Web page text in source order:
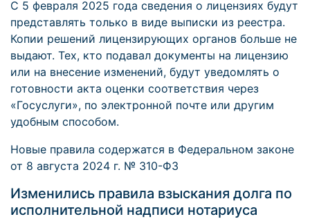
С 5 февраля 2025 года сведения о лицензиях будут
представлять только в виде выписки из реестра.
Копии решений лицензирующих органов больше не
выдают. Тех, кто подавал документы на лицензию
или на внесение изменений, будут уведомлять о
готовности акта оценки соответствия через
«Госуслуги», по электронной почте или другим
удобным способом.
Новые правила содержатся в Федеральном законе
от 8 августа 2024 г. № 310-ФЗ
Изменились правила взыскания долга по
исполнительной надписи нотариуса